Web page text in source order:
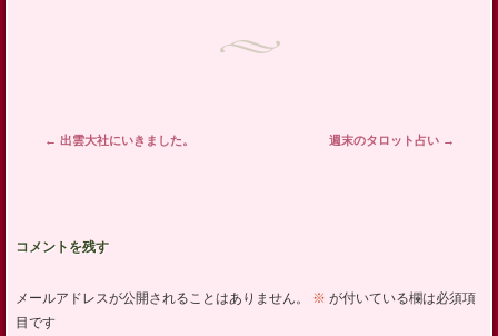
投稿ナビゲーション
← 出雲大社にいきました。 週末のタロット占い →
コメントを残す
メールアドレスが公開されることはありません。 ※ が付いている欄は必須項
目です